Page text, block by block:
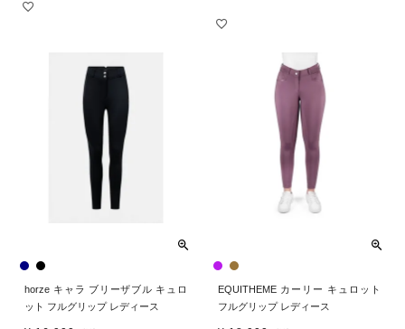
horze キャラ ブリーザブル キュロ
ット フルグリップ レディース
EQUITHEME カーリー キュロット
フルグリップ レディース